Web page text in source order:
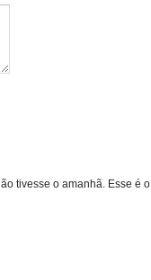
tivesse o amanhã. Esse é o